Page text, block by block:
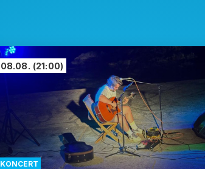
KONCERT
08.08. (21:00)